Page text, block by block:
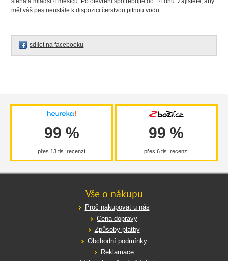
měl váš pes neustále k dispozici čerstvou pitnou vodu.
sdílet na facebooku
99 %
přes 13 tis. recenzí
99 %
přes 6 tis. recenzí
Vše o nákupu
Proč nakupovat u nás
Cena dopravy
Způsoby platby
Obchodní podmínky
Reklamace